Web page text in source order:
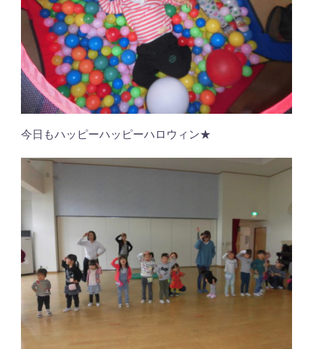
今日もハッピーハッピーハロウィン★